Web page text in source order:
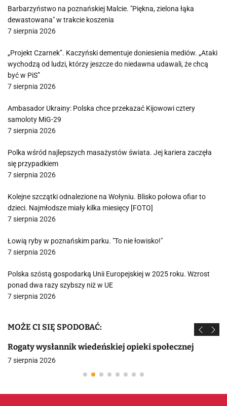
Barbarzyństwo na poznańskiej Malcie. "Piękna, zielona łąka
dewastowana" w trakcie koszenia
7 sierpnia 2026
„Projekt Czarnek”. Kaczyński dementuje doniesienia mediów. „Ataki
wychodzą od ludzi, którzy jeszcze do niedawna udawali, że chcą
być w PiS”
7 sierpnia 2026
Ambasador Ukrainy: Polska chce przekazać Kijowowi cztery
samoloty MiG-29
7 sierpnia 2026
Polka wśród najlepszych masażystów świata. Jej kariera zaczęła
się przypadkiem
7 sierpnia 2026
Kolejne szczątki odnalezione na Wołyniu. Blisko połowa ofiar to
dzieci. Najmłodsze miały kilka miesięcy [FOTO]
7 sierpnia 2026
Łowią ryby w poznańskim parku. "To nie łowisko!"
7 sierpnia 2026
Polska szóstą gospodarką Unii Europejskiej w 2025 roku. Wzrost
ponad dwa razy szybszy niż w UE
7 sierpnia 2026
MOŻE CI SIĘ SPODOBAĆ:
Rogaty wysłannik wiedeńskiej opieki społecznej
7 sierpnia 2026